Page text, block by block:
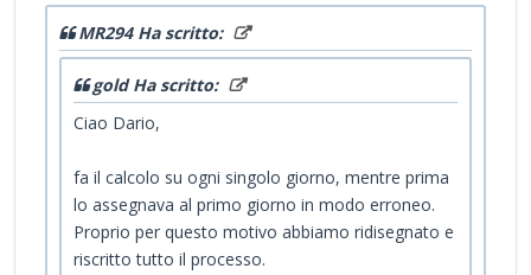
MR294 Ha scritto:
gold Ha scritto:
Ciao Dario,
fa il calcolo su ogni singolo giorno, mentre prima
lo assegnava al primo giorno in modo erroneo.
Proprio per questo motivo abbiamo ridisegnato e
riscritto tutto il processo.